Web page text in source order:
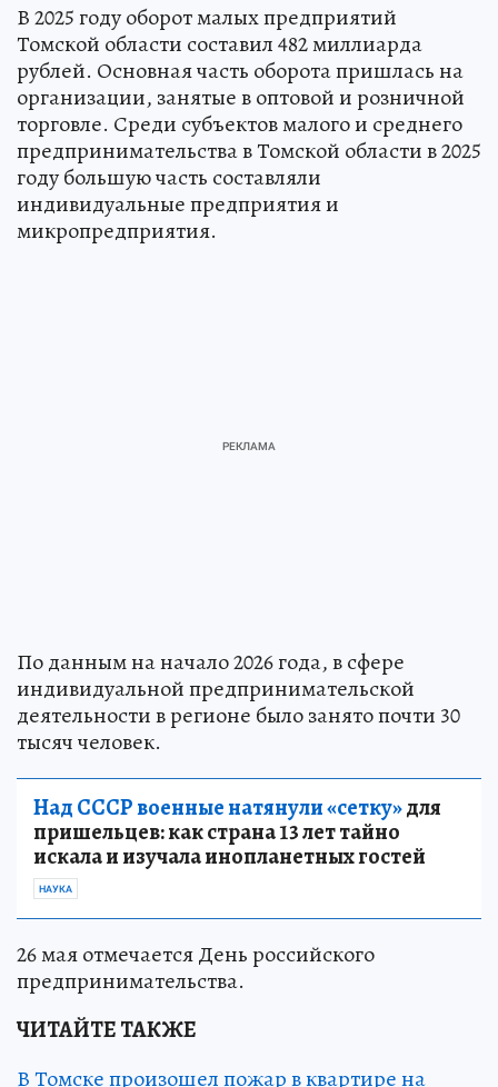
В 2025 году оборот малых предприятий
Томской области составил 482 миллиарда
рублей. Основная часть оборота пришлась на
организации, занятые в оптовой и розничной
торговле. Среди субъектов малого и среднего
предпринимательства в Томской области в 2025
году большую часть составляли
индивидуальные предприятия и
микропредприятия.
По данным на начало 2026 года, в сфере
индивидуальной предпринимательской
деятельности в регионе было занято почти 30
тысяч человек.
Над СССР военные натянули «сетку»для
пришельцев: как страна 13 лет тайно
искала и изучала инопланетных гостей
НАУКА
26 мая отмечается День российского
предпринимательства.
ЧИТАЙТЕ ТАКЖЕ
В Томске произошел пожар в квартире на